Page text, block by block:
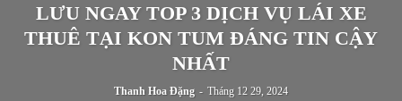
LƯU NGAY TOP 3 DỊCH VỤ LÁI XE
THUÊ TẠI KON TUM ĐÁNG TIN CẬY
NHẤT
Thanh Hoa Đặng - Tháng 12 29, 2024